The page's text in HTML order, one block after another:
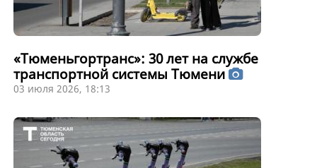
«Тюменьгортранс»: 30 лет на службе
транспортной системы Тюмени
03 июля 2026, 18:13